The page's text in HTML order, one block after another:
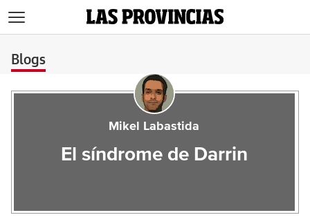
Blogs
Mikel Labastida
El síndrome de Darrin